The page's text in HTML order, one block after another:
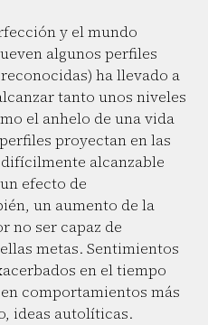
y el mundo
algunos perfiles
ha llevado a
tanto unos niveles
el anhelo de una vida
proyectan en las
alcanzable
efecto de
un aumento de la
no ser capaz de
metas. Sentimientos
en el tiempo
comportamientos más
ideas autolíticas.